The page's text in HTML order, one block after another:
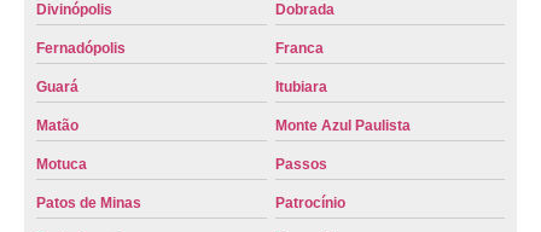
Divinópolis Dobrada
Fernadópolis Franca
Guará Itubiara
Matão Monte Azul Paulista
Motuca Passos
Patos de Minas Patrocínio